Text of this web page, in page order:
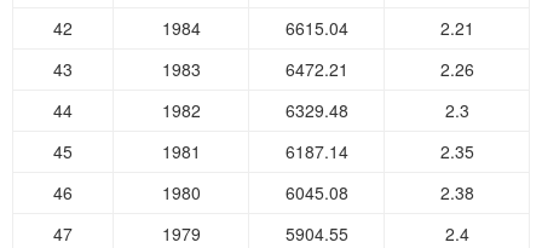
42
1984 6615.04
2.21
43
1983 6472.21
2.26
44
1982 6329.48
2.3
45
1981 6187.14
2.35
46
1980 6045.08
2.38
47
1979 5904.55 2.4